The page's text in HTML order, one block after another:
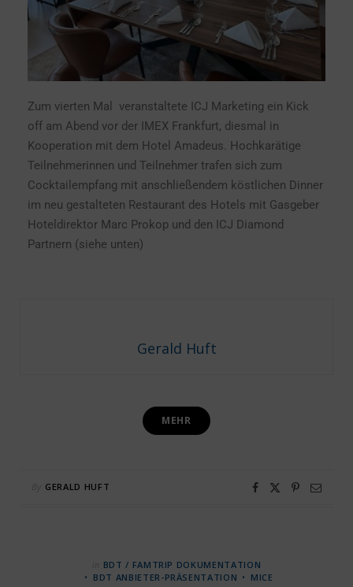
Zum vierten Mal veranstaltete ICJ Marketing ein Kick
off am Abend vor der IMEX Frankfurt, diesmal in
Kooperation mit dem Hotel Amadeus. Hochkarätige
Teilnehmerinnen und Teilnehmer trafen sich zum
Cocktailempfang mit anschließendem köstlichen Dinner
im neu gestalteten Restaurant des Hotels mit Gasgeber
Hoteldirektor Marc Prokop und den ICJ Diamond
Partnern (siehe unten)
Gerald Huft
MEHR
GERALD HUFT
BDT / FAMTRIP DOKUMENTATION
BDT ANBIETER-PRÄSENTATION
MICE